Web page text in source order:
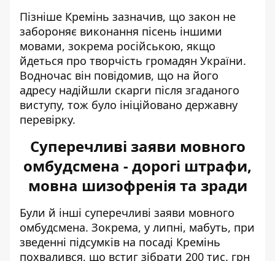
Пізніше Кремінь зазначив, що закон не
забороняє виконання пісень іншими
мовами, зокрема російською, якщо
йдеться про творчість громадян України.
Водночас він повідомив, що на його
адресу надійшли скарги після згаданого
виступу, тож було ініційовано державну
перевірку.
Суперечливі заяви мовного
омбудсмена - дорогі штрафи,
мовна шизофренія та зради
Були й інші суперечливі заяви мовного
омбудсмена. Зокрема, у липні, мабуть, при
зведенні підсумків на посаді Кремінь
похвалився, що встиг зібрати 200 тис. грн